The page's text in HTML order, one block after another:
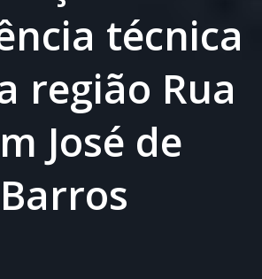
técnica
região Rua
José de
Barros